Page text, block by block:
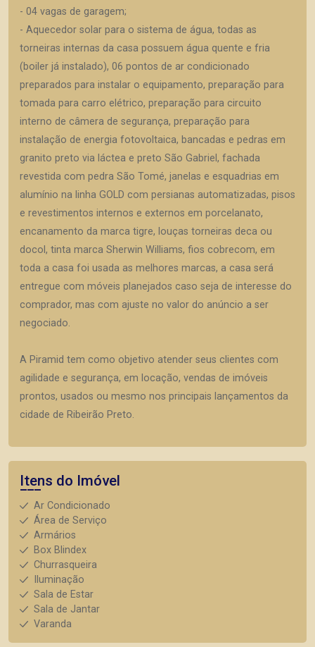
- 04 vagas de garagem;
- Aquecedor solar para o sistema de água, todas as
torneiras internas da casa possuem água quente e fria
(boiler já instalado), 06 pontos de ar condicionado
preparados para instalar o equipamento, preparação para
tomada para carro elétrico, preparação para circuito
interno de câmera de segurança, preparação para
instalação de energia fotovoltaica, bancadas e pedras em
granito preto via láctea e preto São Gabriel, fachada
revestida com pedra São Tomé, janelas e esquadrias em
alumínio na linha GOLD com persianas automatizadas, pisos
e revestimentos internos e externos em porcelanato,
encanamento da marca tigre, louças torneiras deca ou
docol, tinta marca Sherwin Williams, fios cobrecom, em
toda a casa foi usada as melhores marcas, a casa será
entregue com móveis planejados caso seja de interesse do
comprador, mas com ajuste no valor do anúncio a ser
negociado.
A Piramid tem como objetivo atender seus clientes com
agilidade e segurança, em locação, vendas de imóveis
prontos, usados ou mesmo nos principais lançamentos da
cidade de Ribeirão Preto.
Itens do Imóvel
Ar Condicionado
Área de Serviço
Armários
Box Blindex
Churrasqueira
Iluminação
Sala de Estar
Sala de Jantar
Varanda